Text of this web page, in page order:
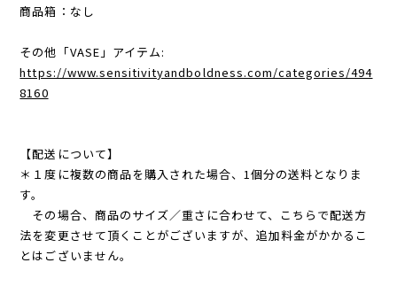
商品箱：なし
その他「VASE」アイテム:
https://www.sensitivityandboldness.com/categories/494
8160
【配送について】
＊１度に複数の商品を購入された場合、1個分の送料となりま
す。
その場合、商品のサイズ／重さに合わせて、こちらで配送方
法を変更させて頂くことがございますが、追加料金がかかるこ
とはございません。